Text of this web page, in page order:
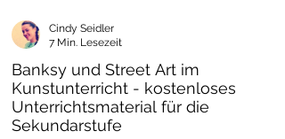
Banksy und Street Art im
Kunstunterricht - kostenloses
Unterrichtsmaterial für die
Sekundarstufe
Cindy Seidler
7 Min. Lesezeit